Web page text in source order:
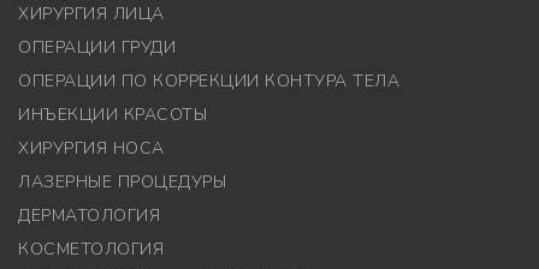
ХИРУРГИЯ ЛИЦА
ОПЕРАЦИИ ГРУДИ
ОПЕРАЦИИ ПО КОРРЕКЦИИ КОНТУРА ТЕЛА
ИНЪЕКЦИИ КРАСОТЫ
ХИРУРГИЯ НОСА
ЛАЗЕРНЫЕ ПРОЦЕДУРЫ
ДЕРМАТОЛОГИЯ
КОСМЕТОЛОГИЯ